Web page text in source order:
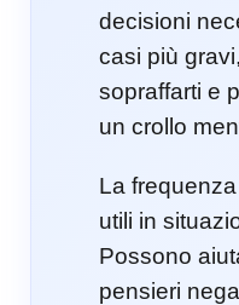
decisioni
casi più
sopraffarti e
un crollo
La
utili in
Possono
pensieri